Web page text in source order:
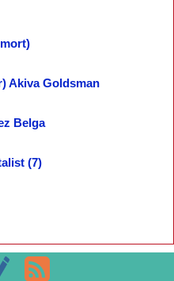
Akiva Goldsman
Belga
(7)